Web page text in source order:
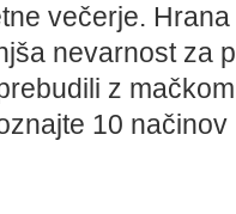
večerje.
nevarnost za
z
10